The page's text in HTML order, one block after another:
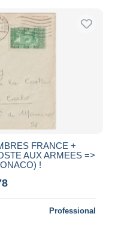
FRANCE +
AUX ARMEES =>
!
Professional